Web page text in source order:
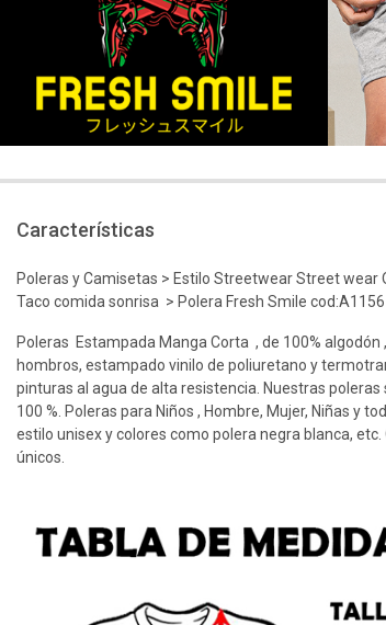
Características
Poleras y Camisetas > Estilo Streetwear Street wear
Taco comida sonrisa > Polera Fresh Smile cod:A1156
Poleras Estampada Manga Corta , de 100%
hombros, estampado vinilo de poliuretano y
pinturas al agua de alta resistencia. Nuestras
100 %. Poleras para Niños , Hombre, Mujer, Niñas y
estilo unisex y colores como polera negra blanca,
únicos.